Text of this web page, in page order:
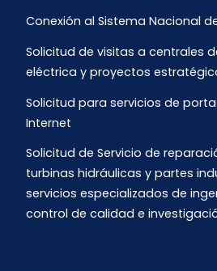
Conexión al Sistema Nacional
Solicitud de visitas a centrales
eléctrica y proyectos
Solicitud para servicios de
Internet
Solicitud de Servicio de
turbinas hidráulicas y partes
servicios especializados de
control de calidad e